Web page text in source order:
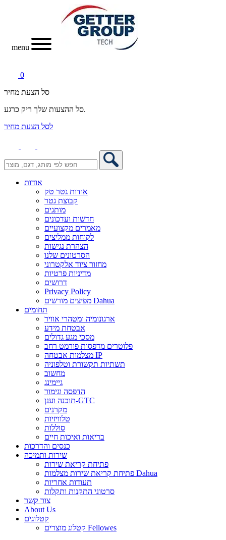
menu
0
סל הצעת מחיר
סל ההצעות שלך ריק כרגע.
לסל הצעת מחיר
אודות
אודות גטר טק
קבוצת גטר
מותגים
חדשות ועדכונים
מאמרים מקצועיים
לקוחות ממליצים
הצהרת נגישות
הסרטונים שלנו
מחזור ציוד אלקטרוני
מדיניות פרטיות
דרושים
Privacy Policy
מפיצים מורשים Dahua
תחומים
ארגונומיה ומטהרי אוויר
אבטחת מידע
מסכי מגע גדולים
פלוטרים מדפסות פורמט רחב
מצלמות אבטחה IP
תשתיות תקשורת וטלפוניה
מחשוב
גיימינג
הדפסה וגימור
תוכנה וענן-GTC
מקרנים
טלוויזיות
סוללות
בריאות ואיכות חיים
כנסים והדרכות
שירות ותמיכה
פתיחת קריאת שירות
פתיחת קריאת שירות מצלמות Dahua
תעודות אחריות
סרטוני התקנות ותקלות
צור קשר
About Us
קטלוגים
קטלוג מוצרים Fellowes